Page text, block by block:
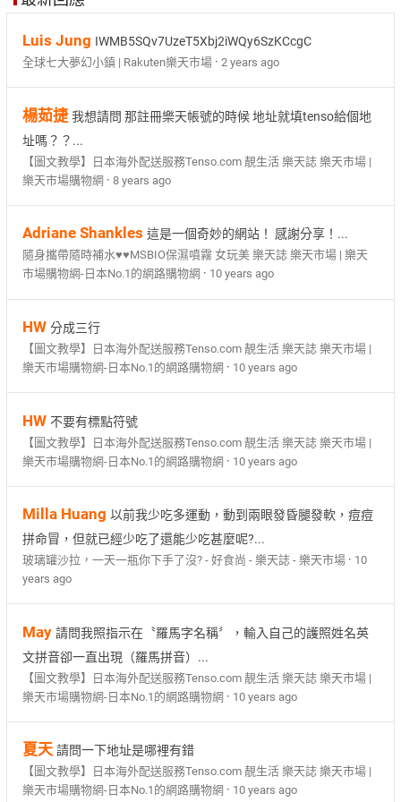
Luis Jung IWMB5SQv7UzeT5Xbj2iWQy6SzKCcgC
全球七大夢幻小鎮 | Rakuten樂天市場 ·2 years ago
楊茹捷 我想請問 那註冊樂天帳號的時候 地址就填tenso給個地
址嗎？？...
【圖文教學】日本海外配送服務Tenso.com 靚生活 樂天誌 樂天市場 |
樂天市場購物網 ·8 years ago
Adriane Shankles 這是一個奇妙的網站！ 感謝分享！...
隨身攜帶隨時補水♥♥MSBIO保濕噴霧 女玩美 樂天誌 樂天市場 | 樂天
市場購物網-日本No.1的網路購物網 · 10 years ago
HW 分成三行
【圖文教學】日本海外配送服務Tenso.com 靚生活 樂天誌 樂天市場 |
樂天市場購物網-日本No.1的網路購物網 · 10 years ago
HW 不要有標點符號
【圖文教學】日本海外配送服務Tenso.com 靚生活 樂天誌 樂天市場 |
樂天市場購物網-日本No.1的網路購物網 · 10 years ago
Milla Huang 以前我少吃多運動，動到兩眼發昏腿發軟，痘痘
拼命冒，但就已經少吃了還能少吃甚麼呢?...
玻璃罐沙拉，一天一瓶你下手了沒? - 好食尚 - 樂天誌 - 樂天市場 · 10
years ago
May 請問我照指示在〝羅馬字名稱〞，輸入自己的護照姓名英
文拼音卻一直出現（羅馬拼音）...
【圖文教學】日本海外配送服務Tenso.com 靚生活 樂天誌 樂天市場 |
樂天市場購物網-日本No.1的網路購物網 · 10 years ago
夏天 請問一下地址是哪裡有錯
【圖文教學】日本海外配送服務Tenso.com 靚生活 樂天誌 樂天市場 |
樂天市場購物網-日本No.1的網路購物網 · 10 years ago